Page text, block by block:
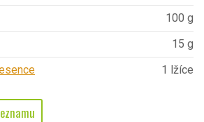
100 g
15 g
1 lžíce